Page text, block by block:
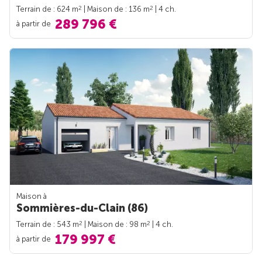
Terrain de : 624 m2 | Maison de : 136 m2
| 4 ch.
à partir de 289 796 €
Maison à
Sommières-du-Clain (86)
Terrain de : 543 m2 | Maison de : 98 m2
| 4 ch.
à partir de 179 997 €